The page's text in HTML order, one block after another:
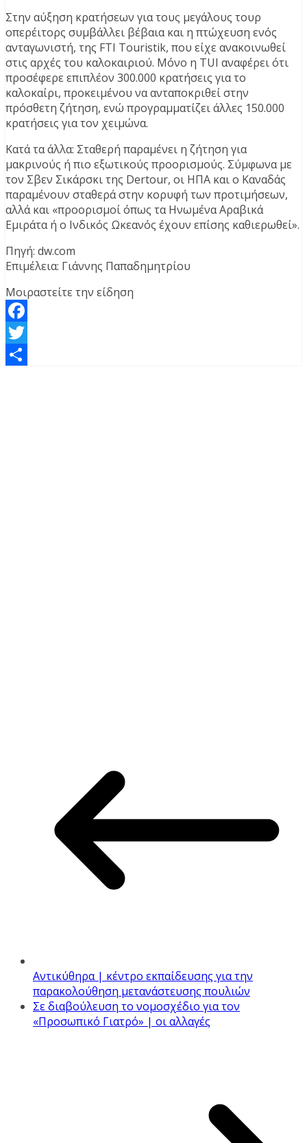
Στην αύξηση κρατήσεων για τους μεγάλους τουρ
οπερέιτορς συμβάλλει βέβαια και η πτώχευση ενός
ανταγωνιστή, της FTI Touristik, που είχε ανακοινωθεί
στις αρχές του καλοκαιριού. Μόνο η TUI αναφέρει ότι
προσέφερε επιπλέον 300.000 κρατήσεις για το
καλοκαίρι, προκειμένου να ανταποκριθεί στην
πρόσθετη ζήτηση, ενώ προγραμματίζει άλλες 150.000
κρατήσεις για τον χειμώνα.
Κατά τα άλλα: Σταθερή παραμένει η ζήτηση για
μακρινούς ή πιο εξωτικούς προορισμούς. Σύμφωνα με
τον Σβεν Σικάρσκι της Dertour, οι ΗΠΑ και ο Καναδάς
παραμένουν σταθερά στην κορυφή των προτιμήσεων,
αλλά και «προορισμοί όπως τα Ηνωμένα Αραβικά
Εμιράτα ή ο Ινδικός Ωκεανός έχουν επίσης καθιερωθεί».
Πηγή: dw.com
Επιμέλεια: Γιάννης Παπαδημητρίου
Μοιραστείτε την είδηση
Facebook
Twitter
Αντικύθηρα | κέντρο εκπαίδευσης για την
παρακολούθηση μετανάστευσης πουλιών
Σε διαβούλευση το νομοσχέδιο για τον
«Προσωπικό Γιατρό» | οι αλλαγές